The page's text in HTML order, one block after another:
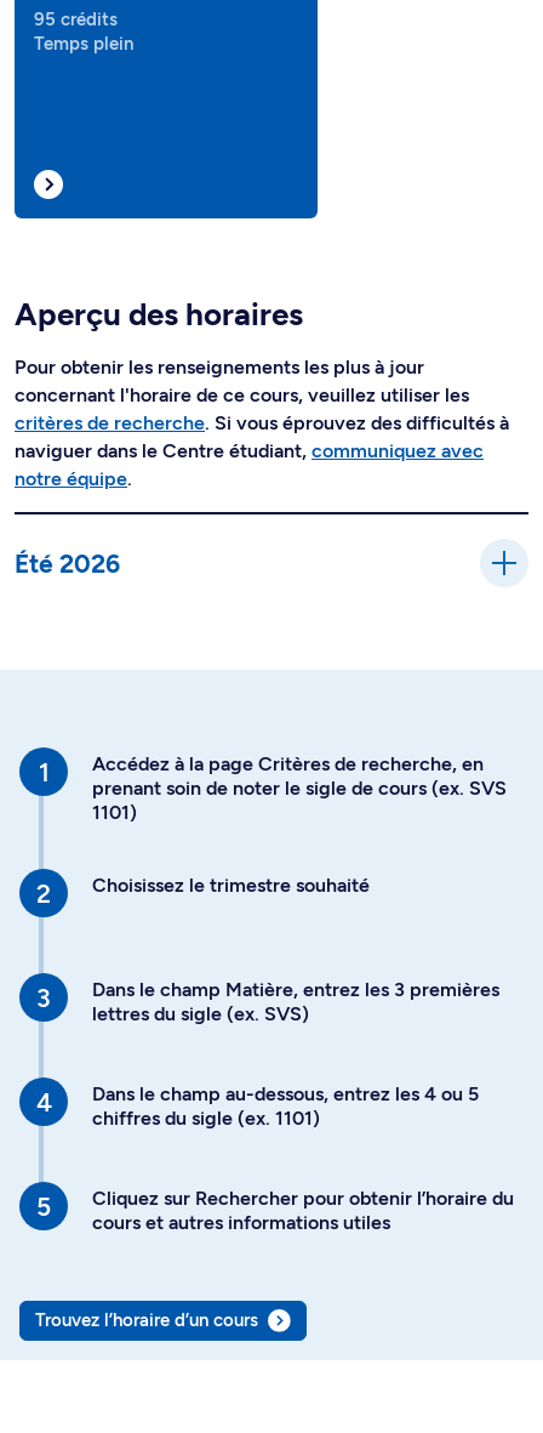
95 crédits
Temps plein
Aperçu des horaires
Pour obtenir les renseignements les plus à jour
concernant l'horaire de ce cours, veuillez utiliser les
critères de recherche. Si vous éprouvez des difficultés à
naviguer dans le Centre étudiant, communiquez avec
notre équipe.
Été 2026
Accédez à la page Critères de recherche, en
prenant soin de noter le sigle de cours (ex. SVS
1101)
Choisissez le trimestre souhaité
Dans le champ Matière, entrez les 3 premières
lettres du sigle (ex. SVS)
Dans le champ au-dessous, entrez les 4 ou 5
chiffres du sigle (ex. 1101)
Cliquez sur Rechercher pour obtenir l’horaire du
cours et autres informations utiles
Trouvez l’horaire d’un cours